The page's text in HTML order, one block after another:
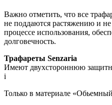
Важно отметить, что все
не поддаются растяжению и
процессе использования,
долговечность.
Трафареты Senzaria
Имеют двухстороннюю
i
Только в материале